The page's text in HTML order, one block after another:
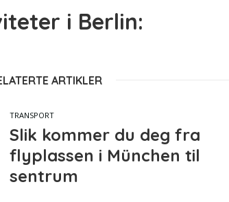
i Berlin:
ARTIKLER
TRANSPORT
Slik kommer du deg fra
flyplassen i München til
sentrum